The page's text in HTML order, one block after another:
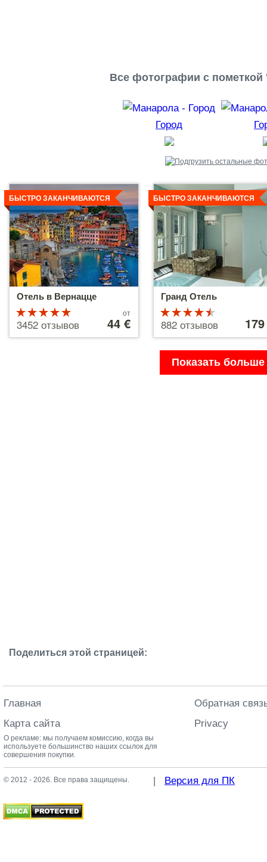
Все фотографии с
Город
Отель в Вернацце
БЫСТРО ЗАКАНЧИВАЮТСЯ
5 из 5
3452 отзывов
от
44 €
Детальнее
Гранд Отель
БЫСТРО ЗАКАНЧИВАЮТСЯ
4.5 из 5
882 отзывов 179 €
Детальнее
Показать больше
Поделиться этой страницей:
Главная
Карта сайта
Обратная
Privacy
О рекламе: мы получаем комиссию, когда вы
используете большинство наших ссылок для
совершения покупки.
© 2012 - 2026. Все права защищены. | Версия для ПК